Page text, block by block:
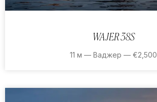
WAJER 38S
11 м — Ваджер — €2,500